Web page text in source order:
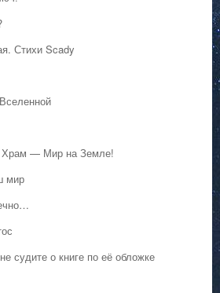
Стихи Scady
Храм — Мир на Земле!
мир
судите о книге по её обложке